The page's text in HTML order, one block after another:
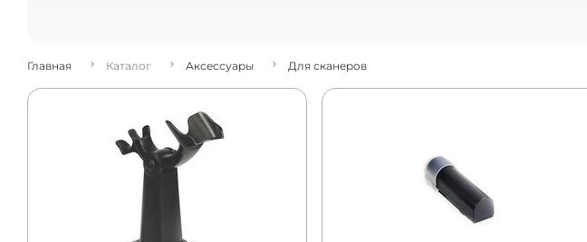
Главная Каталог Аксессуары Для сканеров